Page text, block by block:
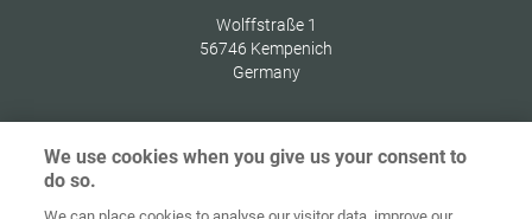
Wolffstraße 1
56746 Kempenich
Germany
сторінка Контакт Вихідні дані
We use cookies when you give us your consent to
do so.